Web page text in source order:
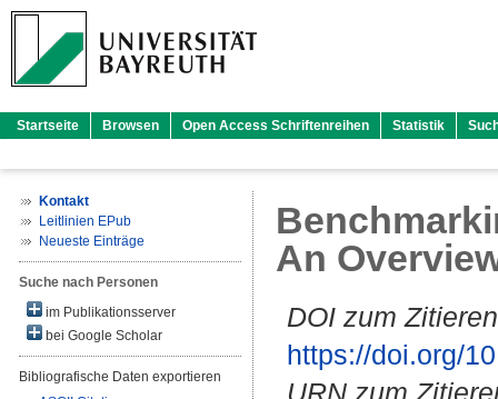
Startseite Browsen Open Access Schriftenreihen Statistik
Kontakt
Leitlinien EPub
Neueste Einträge
Suche nach Personen
im Publikationsserver
bei Google Scholar
Bibliografische Daten exportieren
An
DOI zum
https://doi.org/
URN zum